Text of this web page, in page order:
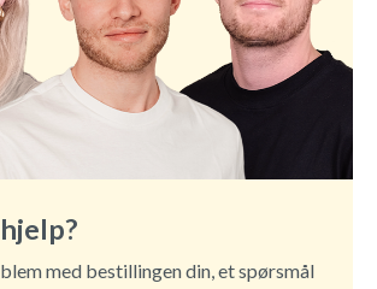
med bestillingen din, et spørsmål